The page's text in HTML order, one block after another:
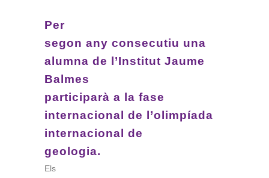
Per
segon any consecutiu una
alumna de l’Institut Jaume
Balmes
participarà a la fase
internacional de l’olimpíada
internacional de
geologia.
Els